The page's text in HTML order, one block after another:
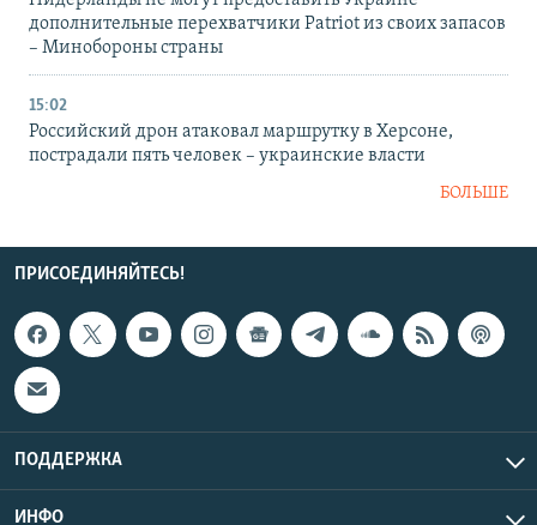
дополнительные перехватчики Patriot из своих запасов
– Минобороны страны
15:02
Российский дрон атаковал маршрутку в Херсоне,
пострадали пять человек – украинские власти
БОЛЬШЕ
ПРИСОЕДИНЯЙТЕСЬ!
ПОДДЕРЖКА
ИНФО